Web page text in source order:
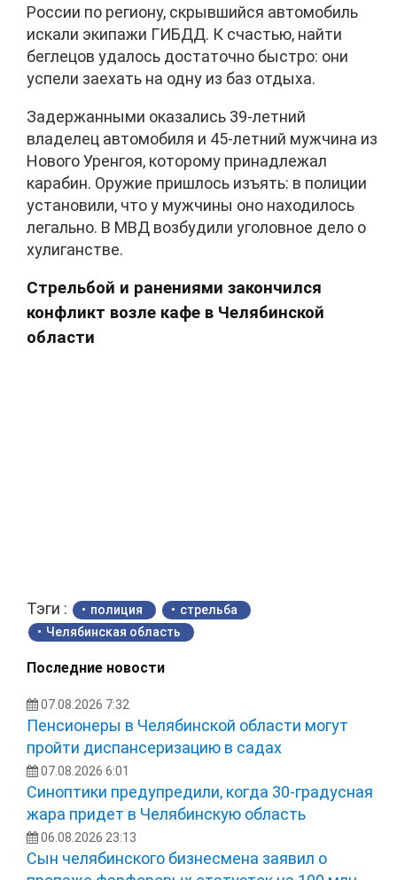
России по региону, скрывшийся автомобиль
искали экипажи ГИБДД. К счастью, найти
беглецов удалось достаточно быстро: они
успели заехать на одну из баз отдыха.
Задержанными оказались 39-летний
владелец автомобиля и 45-летний мужчина из
Нового Уренгоя, которому принадлежал
карабин. Оружие пришлось изъять: в полиции
установили, что у мужчины оно находилось
легально. В МВД возбудили уголовное дело о
хулиганстве.
Стрельбой и ранениями закончился
конфликт возле кафе в Челябинской
области
Тэги : полиция
стрельба
Челябинская область
Последние новости
07.08.2026 7:32
Пенсионеры в Челябинской области могут
пройти диспансеризацию в садах
07.08.2026 6:01
Синоптики предупредили, когда 30-градусная
жара придет в Челябинскую область
06.08.2026 23:13
Сын челябинского бизнесмена заявил о